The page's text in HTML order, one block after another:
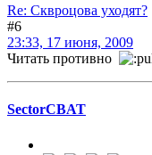
Re: Сквроцова уходят?
#6
23:33, 17 июня, 2009
Читать противно
SectorCBAT